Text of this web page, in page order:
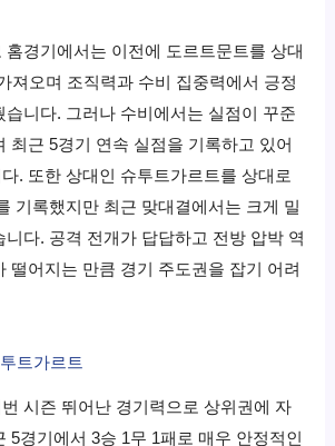
홈경기에서는 이전에 도르트문트를 상대
져오며 조직력과 수비 집중력에서 긍정
습니다. 그러나 수비에서는 실점이 꾸준
최근 5경기 연속 실점을 기록하고 있어
. 또한 상대인 슈투트가르트를 상대로
기록했지만 최근 맞대결에서는 크게 밀
니다. 공격 전개가 답답하고 전방 압박 역
떨어지는 만큼 경기 주도권을 잡기 어려
트가르트
시즌 뛰어난 경기력으로 상위권에 자
5경기에서 3승 1무 1패로 매우 안정적인